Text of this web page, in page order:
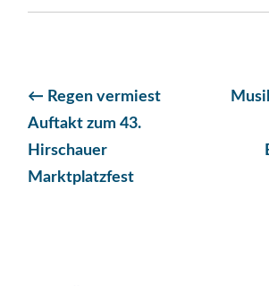
← Regen vermiest
Auftakt zum 43.
Hirschauer
Marktplatzfest